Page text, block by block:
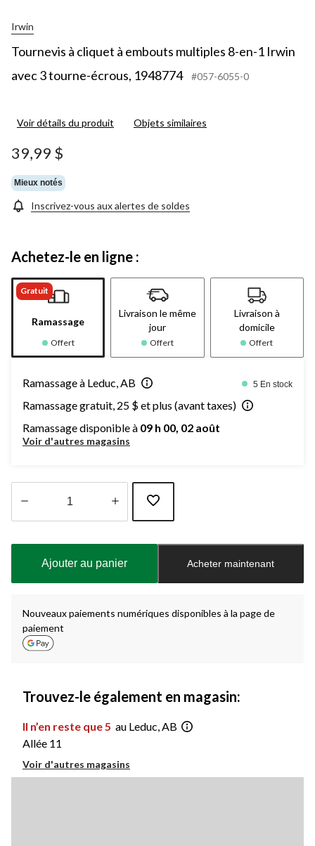
Irwin
Tournevis à cliquet à embouts multiples 8-en-1 Irwin
avec 3 tourne-écrous, 1948774
#057-6055-0
Voir détails du produit Objets similaires
39,99 $
Mieux notés
Inscrivez-vous aux alertes de soldes
Achetez-le en ligne :
Gratuit
Ramassage
Offert
Livraison le même
jour
Offert
Livraison à
domicile
Offert
Ramassage à Leduc, AB 5 En stock
Ramassage gratuit, 25 $ et plus (avant taxes)
Ramassage disponible à 09 h 00, 02 août
Voir d'autres magasins
à
Ajouter au panier Acheter maintenant
Nouveaux paiements numériques disponibles à la page de
paiement
Trouvez-le également en magasin:
Il n’en reste que 5 au Leduc, AB
Allée 11
Voir d'autres magasins